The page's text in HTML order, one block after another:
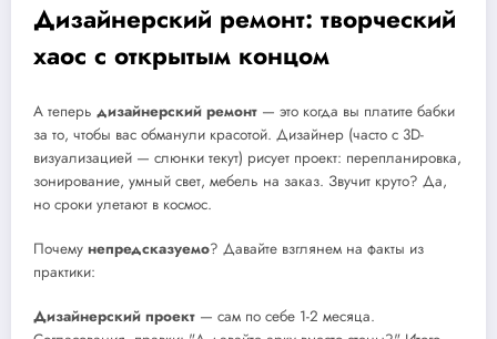
Дизайнерский ремонт: творческий
хаос с открытым концом
А теперь дизайнерский ремонт — это когда вы платите бабки
за то, чтобы вас обманули красотой. Дизайнер (часто с 3D-
визуализацией — слюнки текут) рисует проект: перепланировка,
зонирование, умный свет, мебель на заказ. Звучит круто? Да,
но сроки улетают в космос.
Почему непредсказуемо? Давайте взглянем на факты из
практики:
Дизайнерский проект — сам по себе 1-2 месяца.